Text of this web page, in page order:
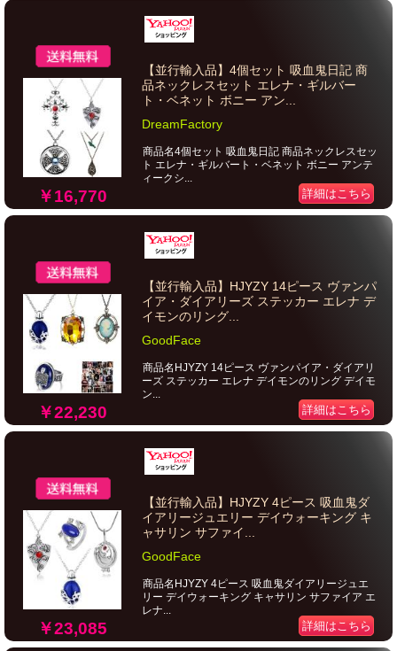
￥16,770
【並行輸入品】4個セット 吸血鬼日記 商
品ネックレスセット エレナ・ギルバー
ト・ベネット ボニー アン...
DreamFactory
商品名4個セット 吸血鬼日記 商品ネックレスセッ
ト エレナ・ギルバート・ベネット ボニー アンテ
ィークシ...
詳細はこちら
￥22,230
【並行輸入品】HJYZY 14ピース ヴァンパ
イア・ダイアリーズ ステッカー エレナ デ
イモンのリング...
GoodFace
商品名HJYZY 14ピース ヴァンパイア・ダイアリ
ーズ ステッカー エレナ デイモンのリング デイモ
ン...
詳細はこちら
￥23,085
【並行輸入品】HJYZY 4ピース 吸血鬼ダ
イアリージュエリー デイウォーキング キ
ャサリン サファイ...
GoodFace
商品名HJYZY 4ピース 吸血鬼ダイアリージュエ
リー デイウォーキング キャサリン サファイア エ
レナ...
詳細はこちら